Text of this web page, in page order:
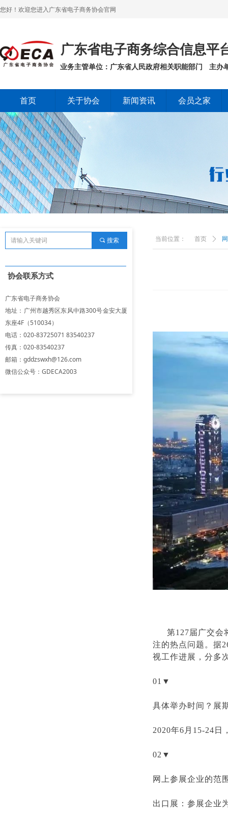
您好！欢迎您进入广东省电子商务协会官网
广东省电子商务综合信息
业务主管单位：广东省人民政府相关职能部门 主办
首页 关于协会 新闻资讯 会员之家
首页 ꄲ
第127届广交会
注的热点问题。据
视工作进展，分多
01▼
具体举办时间？展
2020年6月15-24日
02▼
网上参展企业的范
出口展：参展企业
当前位置：
广东省电子商务协会
地址：广州市越秀区东风中路300号金安大厦
东座4F（510034）
电话：020-83725071 83540237
传真：020-83540237
邮箱：gddzswxh@126.com
微信公众号：GDECA2003
协会联系方式
끠 搜索